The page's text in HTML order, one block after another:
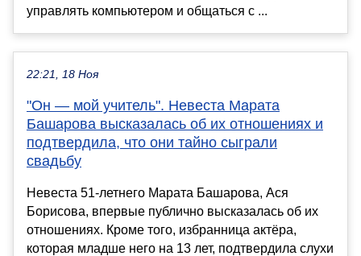
управлять компьютером и общаться с ...
22:21, 18 Ноя
"Он — мой учитель". Невеста Марата
Башарова высказалась об их отношениях и
подтвердила, что они тайно сыграли
свадьбу
Невеста 51-летнего Марата Башарова, Ася
Борисова, впервые публично высказалась об их
отношениях. Кроме того, избранница актёра,
которая младше него на 13 лет, подтвердила слухи